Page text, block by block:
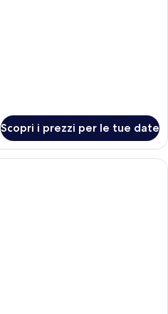
Scopri i prezzi per le tue date